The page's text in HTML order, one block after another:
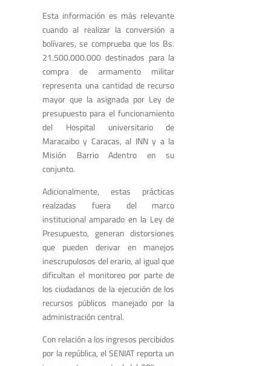
Esta información es más relevante
cuando al realizar la conversión a
bolívares, se comprueba que los Bs.
21.500.000.000 destinados para la
compra de armamento militar
representa una cantidad de recurso
mayor que la asignada por Ley de
presupuesto para el funcionamiento
del Hospital universitario de
Maracaibo y Caracas, al INN y a la
Misión Barrio Adentro en su
conjunto.
Adicionalmente, estas prácticas
realzadas fuera del marco
institucional amparado en la Ley de
Presupuesto, generan distorsiones
que pueden derivar en manejos
inescrupulosos del erario, al igual que
dificultan el monitoreo por parte de
los ciudadanos de la ejecución de los
recursos públicos manejado por la
administración central.
Con relación a los ingresos percibidos
por la república, el SENIAT reporta un